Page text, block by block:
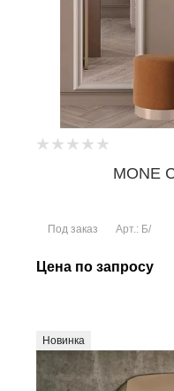
MONE
Под заказ Арт.: Б/
Цена по запросу
Новинка